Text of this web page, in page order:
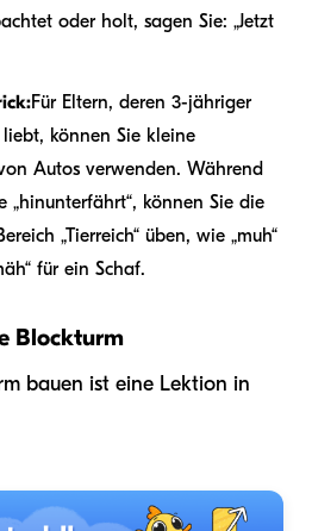
oder holt, sagen Sie: „Jetzt
Für Eltern, deren 3-jähriger
liebt, können Sie kleine
Autos verwenden. Während
„hinunterfährt“, können Sie die
„Tierreich“ üben, wie „muh“
für ein Schaf.
Blockturm
bauen ist eine Lektion in